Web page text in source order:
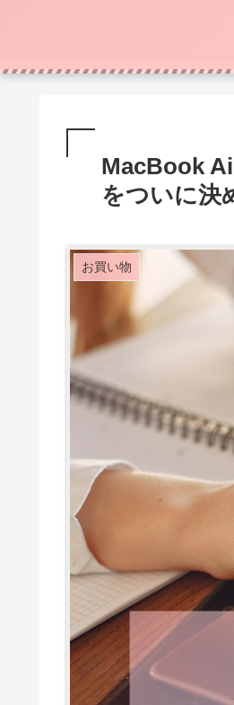
MacBook
をついに決
お買い物